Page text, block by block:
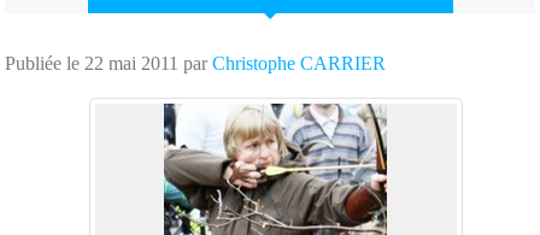
Publiée le 22 mai 2011 parChristophe CARRIER